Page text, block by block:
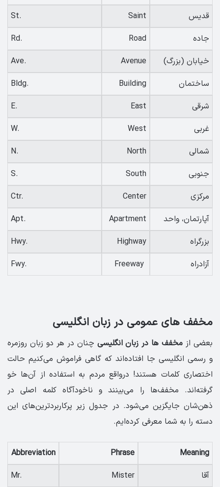
قدیس
Saint
St.
جاده
Road
Rd.
خیابان (بزرگ)
Avenue
Ave.
ساختمان
Building
Bldg.
شرقی
East
E.
غربی
West
W.
شمالی
North
N.
جنوبی
South
S.
مرکزی
Center
Ctr.
آپارتمان، واحد
Apartment
Apt.
بزرگراه
Highway
Hwy.
آزادراه
Freeway
Fwy.
مخفف های عمومی در زبان انگلیسی
بعضی از مخفف ها در زبان انگلیسی چنان در هر دو زبان روزمره
و رسمی انگلیسی جا افتاده‌اند که گاهی فراموش می‌کنیم حالت
اختصاری کلمات هستند! درواقع مردم به استفاده از آن‌ها خو
گرفته‌اند. مخفف‌ها را می‌بینند و ناخودآگاه کلمه اصلی در
ذهن‌شان جایگزین می‌شود. در جدول زیر پرکاربردترین‌های این
دسته را به شما معرفی کرده‌ایم.
Meaning
Phrase
Abbreviation
آقا
Mister
Mr.